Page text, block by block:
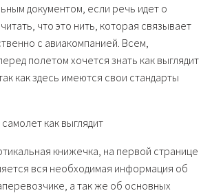
документом, если речь идет о
что это нить, которая связывает
с авиакомпанией. Всем,
полетом хочется знать как выглядит
как здесь имеются свои стандарты
книжечка, на первой странице
вся необходимая информация об
а так же об основных